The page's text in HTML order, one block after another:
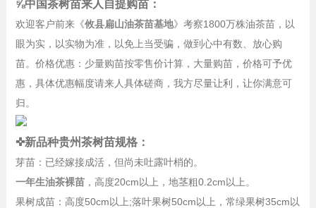
⅝中国茶树苗来人自提购苗：
欢迎客户前来《攸县扁山油茶苗基地》考察1800万株油茶苗，以
眼为实，以实物为准，以免上当受骗，做到心中有数、放心购
苗。价格优惠：少量购苗按零售价计算，大量购苗，价格可予优
惠，具体优惠幅度请来人具体磋商，我方尽量让利，让你满意可
归。
✜新品种贵州茶树苗规格：
芽苗：已经嫁接成活，但尚未吐露叶梢的。
一年生油茶裸苗，高度20cm以上，地茎粗0.2cm以上。
果树成苗：高度50cm以上;落叶果树50cm以上，常绿果树35cm以